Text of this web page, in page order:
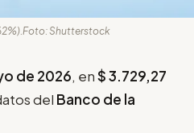
Shutterstock
de 2026, en$3.729,27
del Banco de la